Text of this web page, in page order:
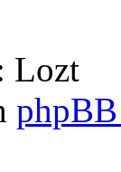
Lozt